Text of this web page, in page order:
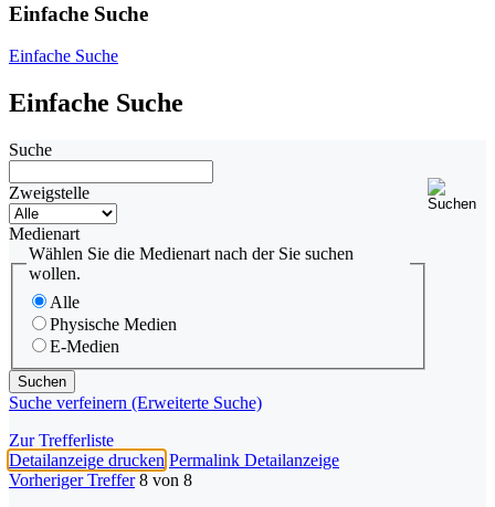
Einfache Suche
Einfache Suche
Einfache Suche
Suche
Zweigstelle
Medienart
Wählen Sie die Medienart nach der Sie suchen
wollen.
Alle
Physische Medien
E-Medien
Suche verfeinern (Erweiterte Suche)
Zur Trefferliste
Detailanzeige drucken Permalink Detailanzeige
Vorheriger Treffer 8 von 8